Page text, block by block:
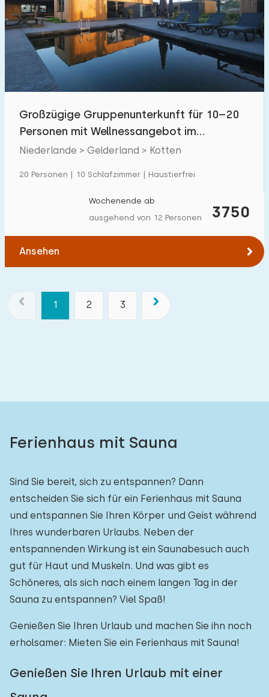
Großzügige Gruppenunterkunft für 10–20
Personen mit Wellnessangebot im
Achterhoek
Niederlande > Gelderland > Kotten
20 Personen | 10 Schlafzimmer | Haustierfrei
3750
Wochenende ab
ausgehend von 12 Personen
Ansehen
1 2 3
Ferienhaus mit Sauna
Sind Sie bereit, sich zu entspannen? Dann
entscheiden Sie sich für ein Ferienhaus mit Sauna
und entspannen Sie Ihren Körper und Geist während
Ihres wunderbaren Urlaubs. Neben der
entspannenden Wirkung ist ein Saunabesuch auch
gut für Haut und Muskeln. Und was gibt es
Schöneres, als sich nach einem langen Tag in der
Sauna zu entspannen? Viel Spaß!
Genießen Sie Ihren Urlaub und machen Sie ihn noch
erholsamer: Mieten Sie ein Ferienhaus mit Sauna!
Genießen Sie Ihren Urlaub mit einer